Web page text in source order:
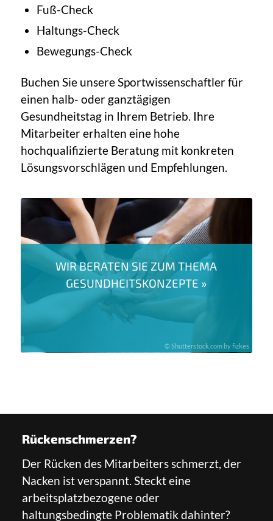
Fuß-Check
Haltungs-Check
Bewegungs-Check
Buchen Sie unsere Sportwissenschaftler für
einen halb- oder ganztägigen
Gesundheitstag in Ihrem Betrieb. Ihre
Mitarbeiter erhalten eine hohe
hochqualifizierte Beratung mit konkreten
Lösungsvorschlägen und Empfehlungen.
WIR BERATEN SIE ZUM THEMA
GESUNDHEITSKONZEPTE »
© Shutterstock.com by fizkes
Rückenschmerzen?
Der Rücken des Mitarbeiters schmerzt, der
Nacken ist verspannt. Steckt eine
arbeitsplatzbezogene oder
haltungsbedingte Problematik dahinter?